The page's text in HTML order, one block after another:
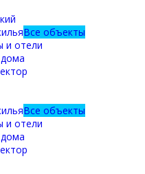
Все объекты
и отели
Все объекты
и отели